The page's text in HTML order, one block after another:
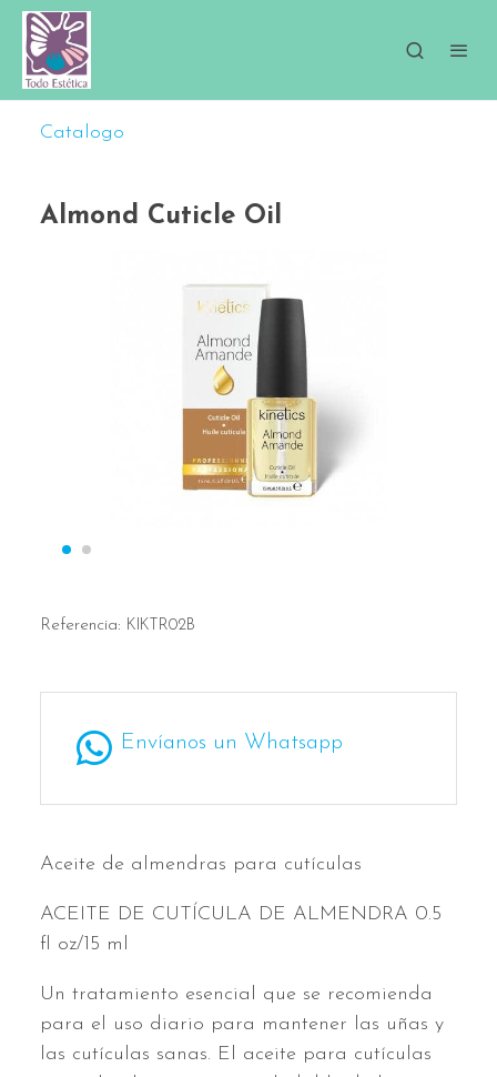
Catalogo
Almond Cuticle Oil
Referencia: KIKTR02B
Envíanos un Whatsapp
Aceite de almendras para cutículas
ACEITE DE CUTÍCULA DE ALMENDRA 0.5
fl oz/15 ml
Un tratamiento esencial que se recomienda
para el uso diario para mantener las uñas y
las cutículas sanas. El aceite para cutículas